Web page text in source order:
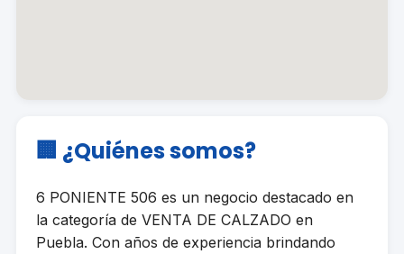
🏢 ¿Quiénes somos?
6 PONIENTE 506 es un negocio destacado en
la categoría de VENTA DE CALZADO en
Puebla. Con años de experiencia brindando